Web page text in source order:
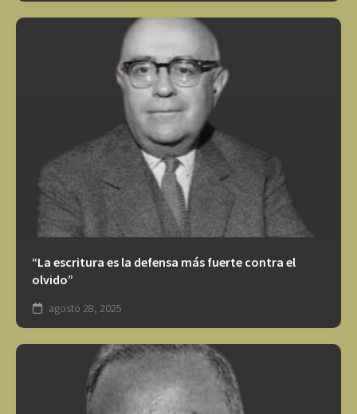
“La escritura es la defensa más fuerte contra el
olvido”
agosto 28, 2025